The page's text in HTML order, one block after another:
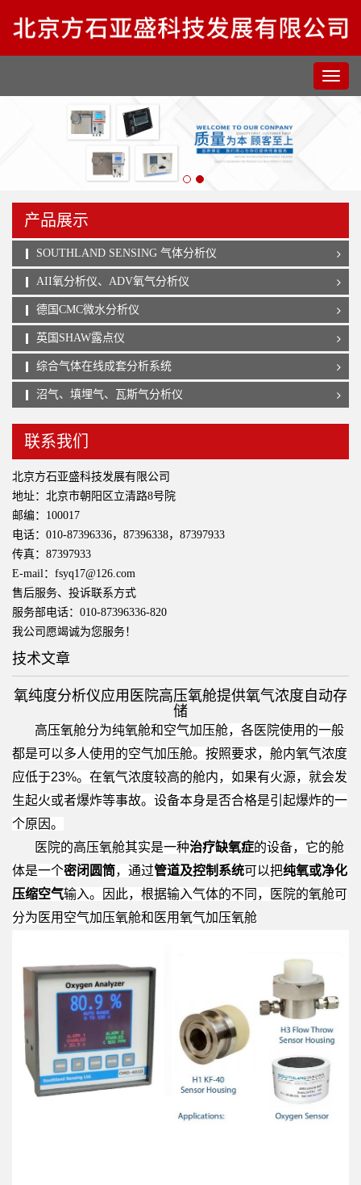
产品展示
SOUTHLAND SENSING 气体分析仪
AII氧分析仪、ADV氧气分析仪
德国CMC微水分析仪
英国SHAW露点仪
综合气体在线成套分析系统
沼气、填埋气、瓦斯气分析仪
联系我们
北京方石亚盛科技发展有限公司
地址：北京市朝阳区立清路8号院
邮编：100017
电话：010-87396336，87396338，87397933
传真：87397933
E-mail：fsyq17@126.com
售后服务、投诉联系方式
服务部电话：010-87396336-820
我公司愿竭诚为您服务！
技术文章
氧纯度分析仪应用医院高压氧舱提供氧气浓度自动存
储
高压氧舱分为纯氧舱和空气加压舱，各医院使用的一般
都是可以多人使用的空气加压舱。按照要求，舱内氧气浓度
应低于23%。在氧气浓度较高的舱内，如果有火源，就会发
生起火或者爆炸等事故。设备本身是否合格是引起爆炸的一
个原因。
医院的高压氧舱其实是一种治疗缺氧症的设备，它的舱
体是一个密闭圆筒，通过管道及控制系统可以把纯氧或净化
压缩空气输入。因此，根据输入气体的不同，医院的氧舱可
分为医用空气加压氧舱和医用氧气加压氧舱